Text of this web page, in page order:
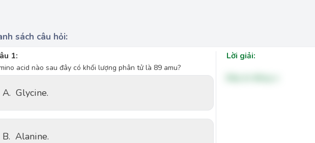
sách câu hỏi:
1:
acid nào sau đây có khối lượng phân tử là 89 amu?
A. Glycine.
B. Alanine.
Lời giải: